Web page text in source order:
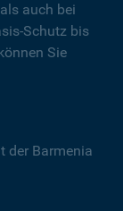
auch bei
Schutz bis
Sie
der Barmenia